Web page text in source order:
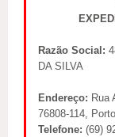
Razão Social:
DA SILVA
Endereço: Rua
76808-114,
Telefone: (69)